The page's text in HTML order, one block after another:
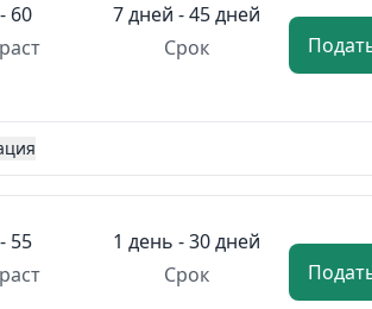
60
7 дней - 45 дней
Срок
55
1 день - 30 дней
Срок